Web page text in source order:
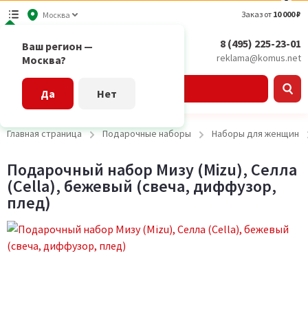
Москва
Ваш регион —
Москва?
Да Нет
Заказ от 10 000 ₽
8 (495) 225-23-01
reklama@komus.net
Главная страница Подарочные наборы Наборы для женщин
Подарочный набор Мизу (Mizu), Селла
(Cella), бежевый (свеча, диффузор,
плед)